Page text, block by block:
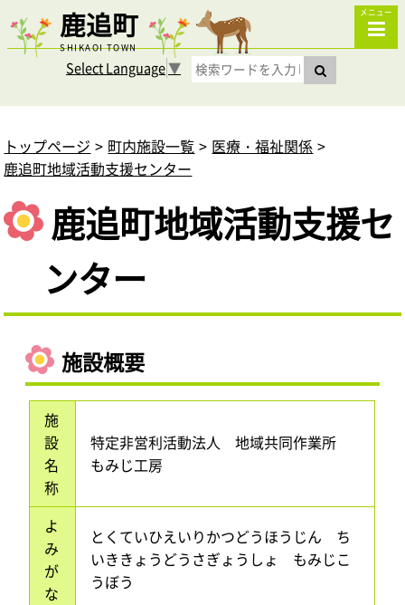
鹿追町
SHIKAOI TOWN
メニュー
Select Language▼
トップページ 町内施設一覧
医療・福祉関係
鹿追町地域活動支援センター
鹿追町地域活動支援セ
ンター
施設概要
施
設
名
称
特定非営利活動法人 地域共同作業所
もみじ工房
よ
み
が
な
とくていひえいりかつどうほうじん ち
いききょうどうさぎょうしょ もみじこ
うぼう